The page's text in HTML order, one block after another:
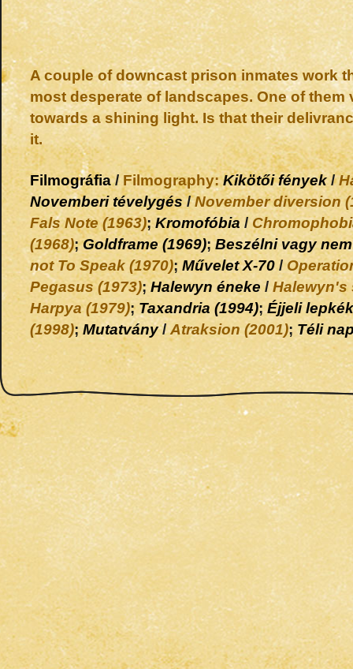
A couple of downcast prison inmates work
most desperate of landscapes. One of
towards a shining light. Is that their
it.
Filmográfia/Filmography:Kikötői fények/
Novemberi tévelygés/November diversion
Fals Note (1963);Kromofóbia /
(1968);Goldframe (1969);Beszélni vagy
not To Speak (1970); Művelet X-70 /
Pegasus (1973);Halewyn éneke/ Halewyn's
Harpya (1979); Taxandria (1994);Éjjeli
(1998); Mutatvány/Atraksion (2001); Téli